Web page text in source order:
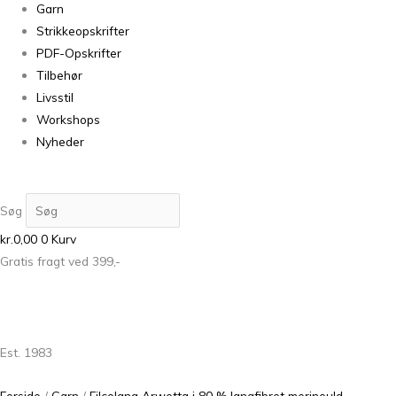
Garn
Strikkeopskrifter
PDF-Opskrifter
Tilbehør
Livsstil
Workshops
Nyheder
Søg
kr.0,00 0 Kurv
Gratis fragt ved 399,-
Est. 1983